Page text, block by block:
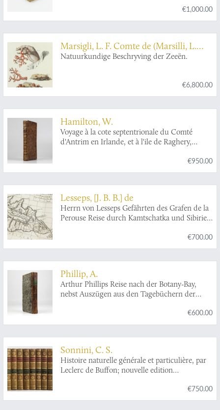
€1,000.00
Marsigli, L. F. Comte de (Marsilli, L.
Graave van)
Natuurkundige Beschryving der Zeeën.
€6,800.00
Hamilton, W.
Voyage à la cote septentrionale du Comté
d'Antrim en Irlande, et à l'ile de Raghery,
observations sur les antiquités & moeurs de ce
traduit de l'Allemand.
€950.00
Lesseps, [J. B. B.] de
Herrn von Lesseps Gefährten des Grafen de la
Perouse Reise durch Kamtschatka und Sibirien
übersetzt. Mit Anmerkungen von Johann
Reinhold Forster.
€700.00
Phillip, A.
Arthur Phillips Reise nach der Botany-Bay,
nebst Auszügen aus den Tagebüchern der
€600.00
Sonnini, C. S.
Histoire naturelle générale et particulière, par
Leclerc de Buffon; nouvelle edition
supplémens sont insérés dans le premier texte,
à la place qui leur convient. Ouvrage formant
€750.00